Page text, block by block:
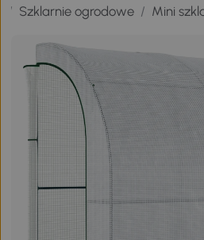
/ Szklarnie ogrodowe / Mini